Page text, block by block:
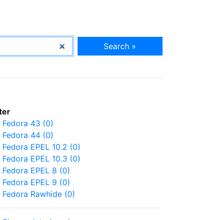
Search »
Fedora 43 (0)
Fedora 44 (0)
Fedora EPEL 10.2 (0)
Fedora EPEL 10.3 (0)
Fedora EPEL 8 (0)
Fedora EPEL 9 (0)
Fedora Rawhide (0)